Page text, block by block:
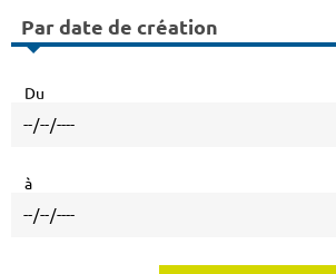
Par date de création
Du
à